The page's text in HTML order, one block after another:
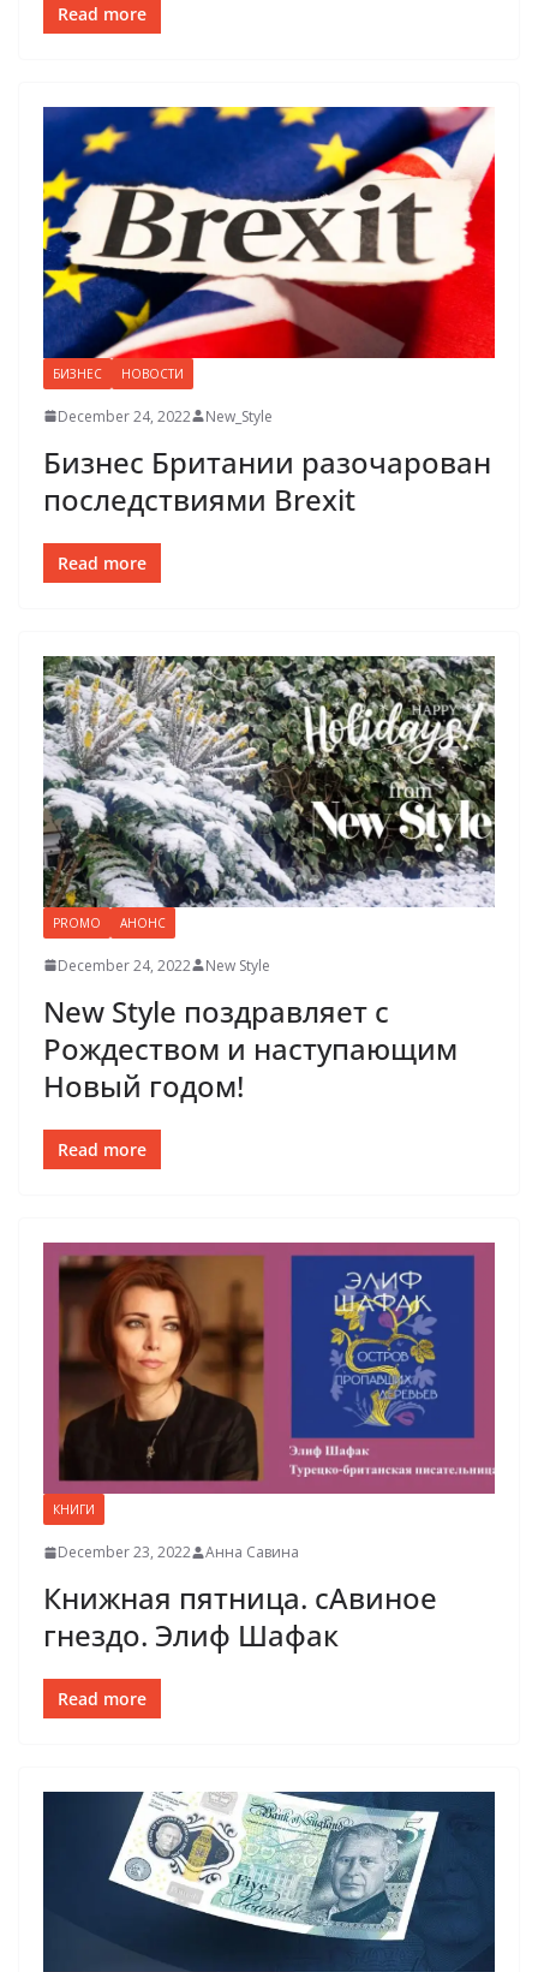
Read more
БИЗНЕС НОВОСТИ
December 24, 2022 New_Style
Бизнес Британии разочарован
последствиями Brexit
Read more
PROMO АНОНС
December 24, 2022 New Style
New Style поздравляет с
Рождеством и наступающим
Новый годом!
Read more
КНИГИ
December 23, 2022 Анна Савина
Книжная пятница. сАвиное
гнездо. Элиф Шафак
Read more